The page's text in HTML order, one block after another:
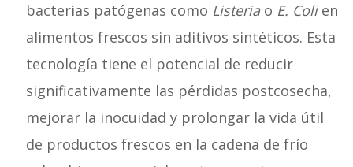
bacterias patógenas como Listeriao E. Colien
alimentos frescos sin aditivos sintéticos. Esta
tecnología tiene el potencial de reducir
significativamente las pérdidas postcosecha,
mejorar la inocuidad y prolongar la vida útil
de productos frescos en la cadena de frío